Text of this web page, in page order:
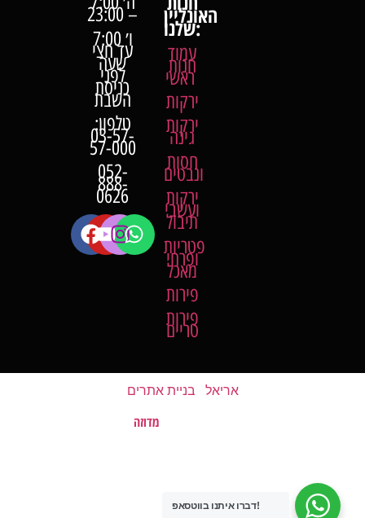
– 23:00
ו׳ 7:00
עד חצי
שעה
לפני
כניסת
השבת
טלפון:
03-57-
57-000
052-
888-
0626
האונליין
שלנו:
עמוד
חנות
ראשי
ירקות
ירקות
גינה
חסות
ונבטים
ירקות
ועשבי
תיבול
פטריות
ופרחי
מאכל
פירות
פירות
טריים
אריאל בניית אתרים
האתר נבנה על ידימדוזה
דברו איתנו בווטסאפ!